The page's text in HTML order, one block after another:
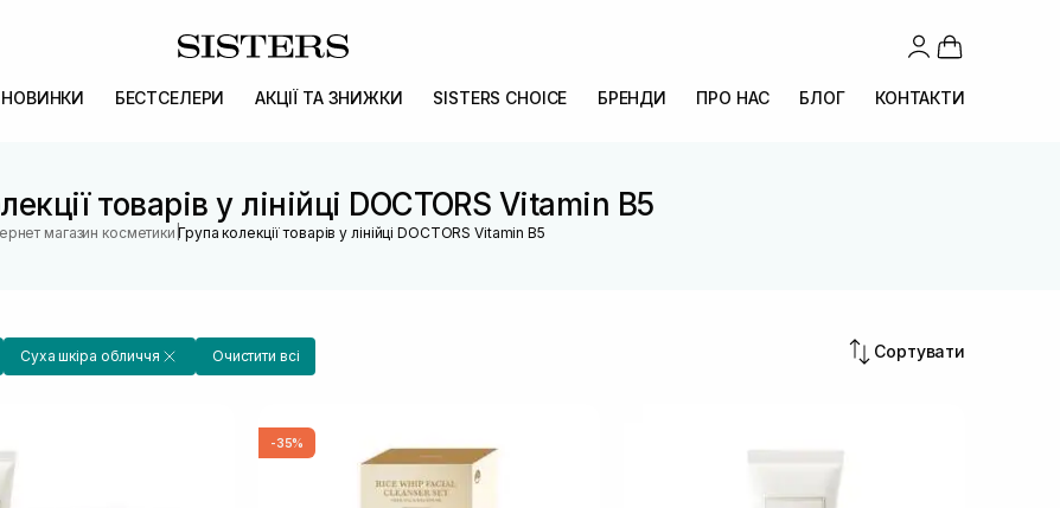
НОВИНКИ БЕСТСЕЛЕРИ АКЦІЇ ТА ЗНИЖКИ SISTERS CHOICE БРЕНДИ ПРО НАС БЛОГ КОНТАКТИ
товарів у лінійці DOCTORS Vitamin B5
магазин косметики |Група колекції товарів у лінійці DOCTORS Vitamin B5
Суха шкіра обличчя Очистити всі Сортувати
-35%